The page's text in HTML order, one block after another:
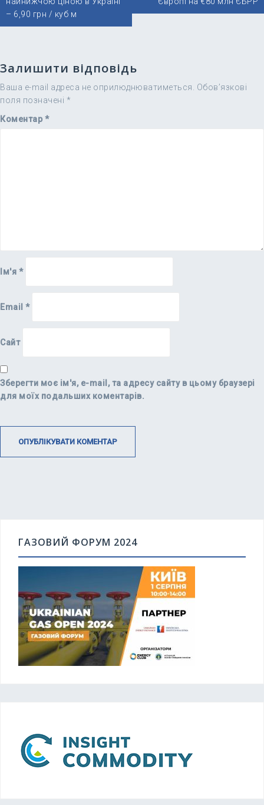
– 6,90 грн / куб м
Залишити відповідь
Ваша e-mail адреса не оприлюднюватиметься.
Обов’язкові
поля позначені *
Коментар *
Ім'я *
Email *
Сайт
Зберегти моє ім'я, e-mail, та адресу сайту в цьому браузері
для моїх подальших коментарів.
ГАЗОВИЙ ФОРУМ 2024